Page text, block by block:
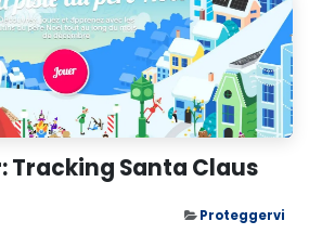
Tracking Santa Claus
Proteggervi